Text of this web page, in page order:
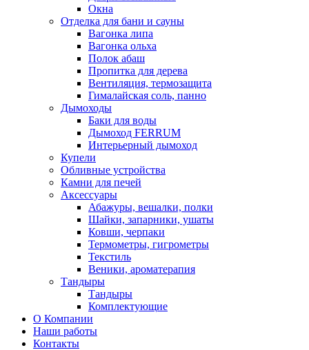
Окна
Отделка для бани и сауны
Вагонка липа
Вагонка ольха
Полок абаш
Пропитка для дерева
Вентиляция, термозащита
Гималайская соль, панно
Дымоходы
Баки для воды
Дымоход FERRUM
Интерьерный дымоход
Купели
Обливные устройства
Камни для печей
Аксессуары
Абажуры, вешалки, полки
Шайки, запарники, ушаты
Ковши, черпаки
Термометры, гигрометры
Текстиль
Веники, ароматерапия
Тандыры
Тандыры
Комплектующие
О Компании
Наши работы
Контакты